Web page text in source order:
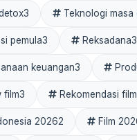
3 Teknologi masa
pemula3 Reksadana3
keuangan3
film3 Rekomendasi film
20262 Film